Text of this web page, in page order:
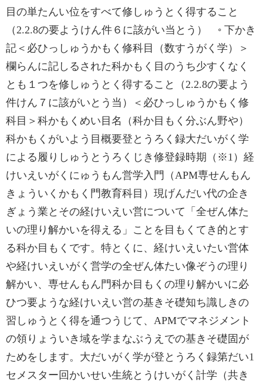
目の単たんい位をすべて修しゅうとく得すること
（2.2.8の要ようけん件６に該がい当とう） ◦ 下かき
記＜必ひっしゅうかもく修科目（数すうがく学）＞
欄らんに記しるされた科かもく目のうち少すくなく
とも１つを修しゅうとく得すること（2.2.8の要よう
件けん７に該がいとう当）＜必ひっしゅうかもく修
科目＞科かもくめい目名（科か目もく分ぶん野や）
科かもくがいよう目概要登とうろく録大だいがく学
による履りしゅうとうろくじき修登録時期（※1）経
けいえいがくにゅうもん営学入門（APM専せんもん
きょういくかもく門教育科目）現げんだい代の企き
ぎょう業とその経けいえい営について「全ぜん体た
いの理り解かいを得える」ことを目もくてき的とす
る科か目もくです。特とくに、経けいえいたい営体
や経けいえいがく営学の全ぜん体たい像ぞうの理り
解かい、専せんもん門科か目もくの理り解かいに必
ひつ要ような経けいえい営の基きそ礎知ち識しきの
習しゅうとく得を通つうじて、APMでマネジメント
の領りょういき域を学まなぶうえでの基きそ礎固が
ためをします。大だいがく学が登とうろく録第だい1
セメスター回かいせい生統とうけいがく計学（共き